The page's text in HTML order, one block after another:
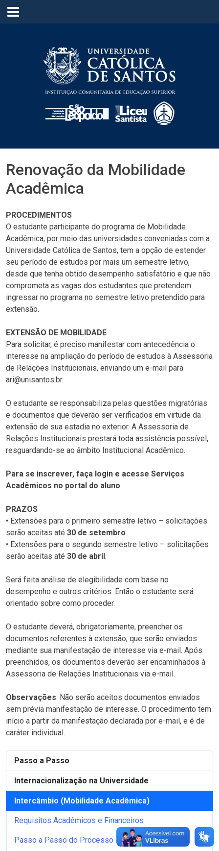
≡
Passo a Passo
Internacionalização na Universidade
Intercâmbio (Mobilidade Acadêmica)
Requisitos Acadêmicos e Financeiros
Passo a Passo do Processo
Renovação da Mobilidade
Acadêmica
PROCEDIMENTOS
O estudante participante do programa de Mobilidade
Acadêmica, por meio das universidades conveniadas com a
Universidade Católica de Santos, tem a opção de estender
seu período de estudos por mais um semestre letivo,
desde que tenha obtido desempenho satisfatório e que não
comprometa as vagas dos estudantes que pretendem
ingressar no programa no semestre letivo pretendido para
extensão.
EXTENSÃO DE MOBILIDADE
Para solicitar, é preciso manifestar com antecedência o
interesse na ampliação do período de estudos à Assessoria
de Relações Institucionais, enviando um e-mail para
ari@unisantos.br.
O estudante se responsabiliza pelas questões migratórias
e documentos que deverão ser verificados em virtude da
extensão de sua estadia no exterior. A Assessoria de
Relações Institucionais prestará toda assistência possível,
resguardando-se ao âmbito Institucional Acadêmico.
Para se inscrever, faça login e acesse Serviços
Acadêmicos no portal do aluno
PRAZOS
• Extensões para o primeiro semestre letivo – solicitações
serão aceitas até 30 de setembro.
• Extensões para o segundo semestre letivo – solicitações
serão aceitas até 30 de abril.
Será feita análise de elegibilidade com base no
desempenho e outros critérios. Então o estudante será
orientado sobre como proceder.
O estudante deverá, obrigatoriamente, preencher os
documentos referentes à extensão, que serão enviados
mediante sua manifestação de interesse via e-mail. Após
preenchidos, os documentos deverão ser encaminhados à
Assessoria de Relações Institucionais via e-mail.
Observações: Não serão aceitos documentos enviados
sem prévia manifestação de interesse. O procedimento tem
início a partir da manifestação declarada por e-mail, e é de
caráter individual.